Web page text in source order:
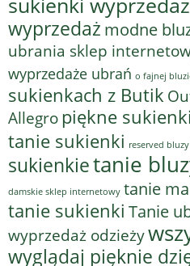
wyprzedaż modne
ubrania sklep
wyprzedaże ubrań o fajnej
sukienkach z Butik
Allegropiękne
tanie sukienki reserved bluzy
sukienkietanie
damskie sklep internetowy tanie
tanie sukienki Tanie
wyprzedaż odzieży
wyglądaj pięknie